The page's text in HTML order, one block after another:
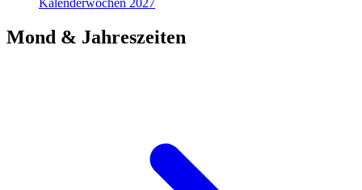
Kalenderwochen 2027
Mond & Jahreszeiten